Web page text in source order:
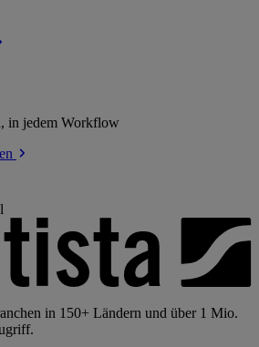
in jedem Workflow
in 150+ Ländern und über 1 Mio.